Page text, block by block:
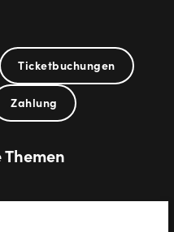
Ticketbuchungen
Zahlung